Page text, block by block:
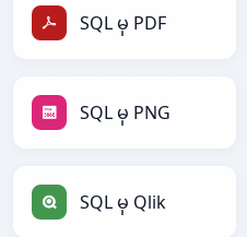
SQL မှ PDF
SQL မှ PNG
SQL မှ Qlik